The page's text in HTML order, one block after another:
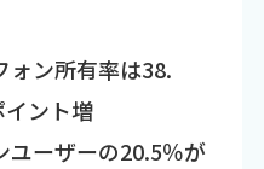
ン所有率は38.
ント増
ーザーの20.5％が